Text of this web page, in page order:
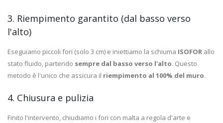
3. Riempimento garantito (dal basso verso
l'alto)
Eseguiamo piccoli fori (solo 3 cm) e iniettiamo la schiuma ISOFOR allo
stato fluido, partendo sempre dal basso verso l'alto. Questo
metodo è l'unico che assicura il riempimento al 100% del muro.
4. Chiusura e pulizia
Finito l'intervento, chiudiamo i fori con malta a regola d'arte e